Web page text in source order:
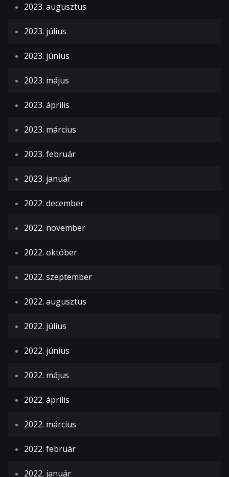
2023. augusztus
2023. július
2023. június
2023. május
2023. április
2023. március
2023. február
2023. január
2022. december
2022. november
2022. október
2022. szeptember
2022. augusztus
2022. július
2022. június
2022. május
2022. április
2022. március
2022. február
2022. január